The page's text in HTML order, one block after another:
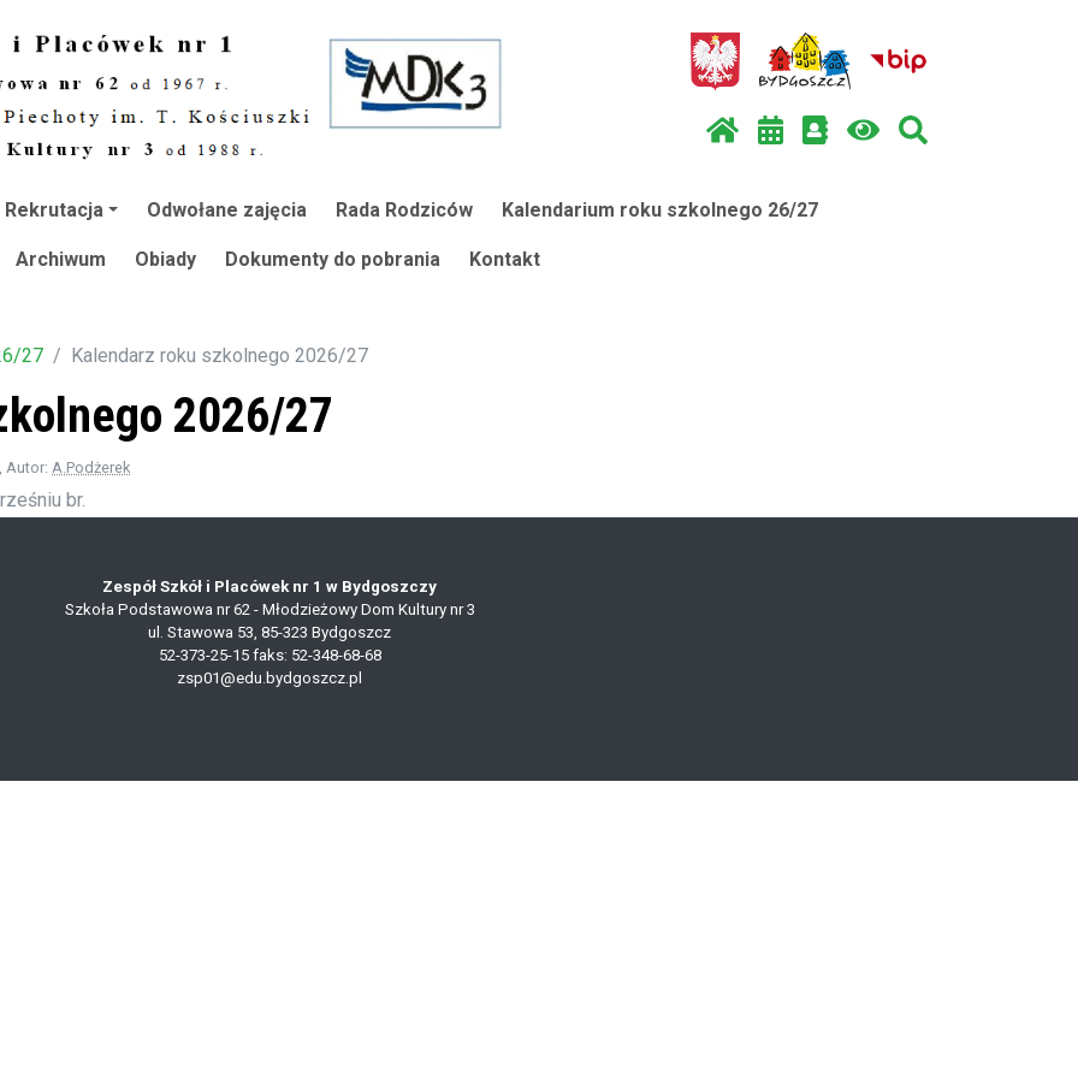
Rekrutacja Odwołane zajęcia Rada Rodziców Kalendarium roku szkolnego 26/27
Archiwum Obiady Dokumenty do pobrania Kontakt
27 Kalendarz roku szkolnego 2026/27
2026/27
, Autor: A.Podżerek
br.
Zespół Szkół i Placówek nr 1 w Bydgoszczy
Szkoła Podstawowa nr 62 - Młodzieżowy Dom Kultury nr 3
ul. Stawowa 53, 85-323 Bydgoszcz
52-373-25-15faks: 52-348-68-68
zsp01@edu.bydgoszcz.pl